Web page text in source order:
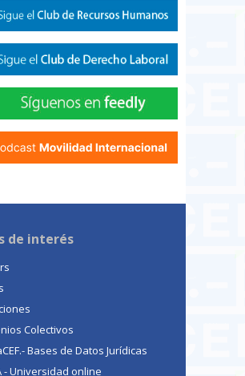
de interés
Colectivos
Bases de Datos Jurídicas
- Universidad online